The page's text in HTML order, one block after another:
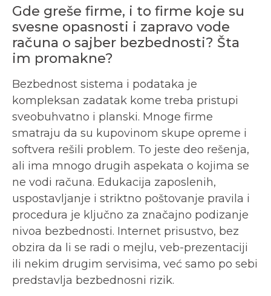
Gde greše firme, i to firme koje su
svesne opasnosti i zapravo vode
računa o sajber bezbednosti? Šta
im promakne?
Bezbednost sistema i podataka je
kompleksan zadatak kome treba pristupi
sveobuhvatno i planski. Mnoge firme
smatraju da su kupovinom skupe opreme i
softvera rešili problem. To jeste deo rešenja,
ali ima mnogo drugih aspekata o kojima se
ne vodi računa. Edukacija zaposlenih,
uspostavljanje i striktno poštovanje pravila i
procedura je ključno za značajno podizanje
nivoa bezbednosti. Internet prisustvo, bez
obzira da li se radi o mejlu, veb-prezentaciji
ili nekim drugim servisima, već samo po sebi
predstavlja bezbednosni rizik.